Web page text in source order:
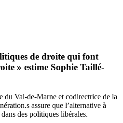
de droite qui font
» estime Sophie Taillé-
du Val-de-Marne et codirectrice de la
assure que l’alternative à
des politiques libérales.